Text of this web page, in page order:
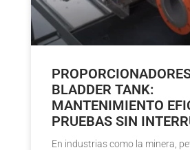
BLADDER TANK:
MANTENIMIENTO
PRUEBAS SIN
En industrias como la minera,